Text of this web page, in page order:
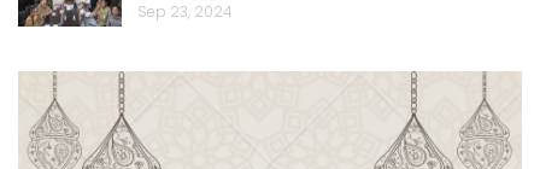
Sep 23, 2024